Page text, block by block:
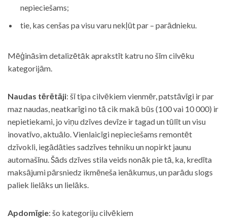
nepieciešams;
tie, kas cenšas pa visu varu nekļūt par – parādnieku.
Mēģināsim detalizētāk aprakstīt katru no šīm cilvēku
kategorijām.
Naudas tērētāji: šī tipa cilvēkiem vienmēr, patstāvīgi ir par
maz naudas, neatkarīgi no tā cik makā būs (100 vai 10 000) ir
nepietiekami, jo viņu dzīves devīze ir tagad un tūlīt un visu
inovatīvo, aktuālo. Vienlaicīgi nepieciešams remontēt
dzīvokli, iegādāties sadzīves tehniku un nopirkt jaunu
automašīnu. Šāds dzīves stila veids nonāk pie tā, ka, kredīta
maksājumi pārsniedz ikmēneša ienākumus, un parādu slogs
paliek lielāks un lielāks.
Apdomīgie: šo kategoriju cilvēkiem